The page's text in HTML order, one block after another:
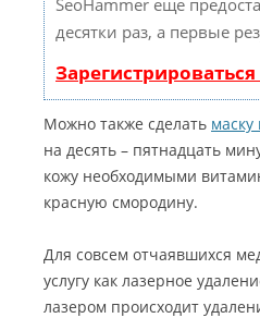
SeoHammer еще
десятки раз, а первые
Можно также сделать маску
на десять – пятнадцать
кожу необходимыми
красную смородину.
Для совсем отчаявшихся
услугу как лазерное
лазером происходит